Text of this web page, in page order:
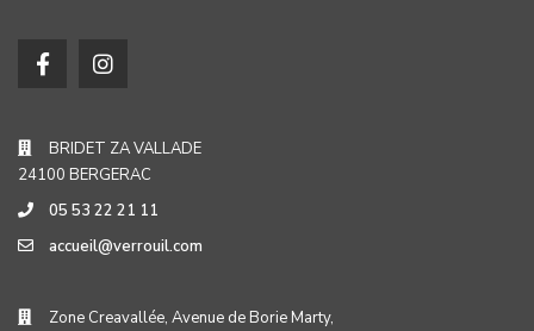
BRIDET ZA VALLADE
24100 BERGERAC
05 53 22 21 11
accueil@verrouil.com
Zone Creavallée, Avenue de Borie Marty,